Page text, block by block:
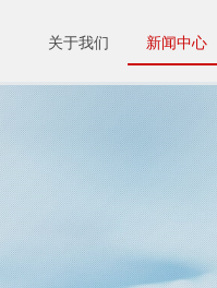
关于我们 新闻中心